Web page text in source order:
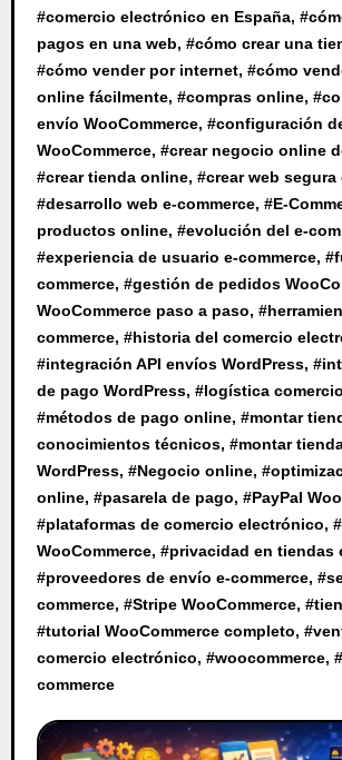
#comercio electrónico en España, #
pagos en una web, #cómo crear una
#cómo vender por internet, #cómo
online fácilmente, #compras online, #
envío WooCommerce, #configuración
WooCommerce, #crear negocio online
#crear tienda online, #crear web segura
#desarrollo web e-commerce, #E-
productos online, #evolución del e-
#experiencia de usuario e-commerce, #
commerce, #gestión de pedidos
WooCommerce paso a paso, #
commerce, #historia del comercio
#integración API envíos WordPress, #
de pago WordPress, #logística
#métodos de pago online, #montar
conocimientos técnicos, #montar
WordPress, #Negocio online, #
online, #pasarela de pago, #PayPal
#plataformas de comercio electrónico, #
WooCommerce, #privacidad en tiendas
#proveedores de envío e-commerce, #
commerce, #Stripe WooCommerce, #
#tutorial WooCommerce completo, #
comercio electrónico, #woocommerce, #
commerce